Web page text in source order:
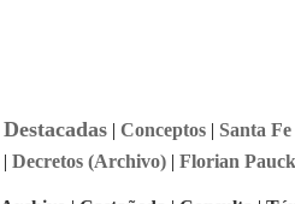
Destacadas| Conceptos| Santa Fe
| Decretos (Archivo)| Florian